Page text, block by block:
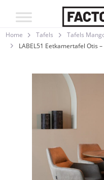
Home Tafels
Tafels
LABEL51 Eetkamertafel Otis